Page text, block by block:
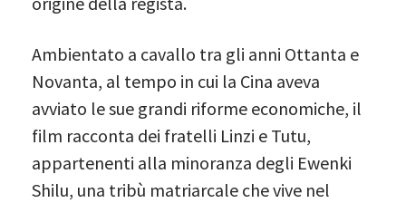
Ambientato a cavallo tra gli anni Ottanta e
Novanta, al tempo in cui la Cina aveva
avviato le sue grandi riforme economiche, il
film racconta dei fratelli Linzi e Tutu,
appartenenti alla minoranza degli Ewenki
Shilu, una tribù matriarcale che vive nel